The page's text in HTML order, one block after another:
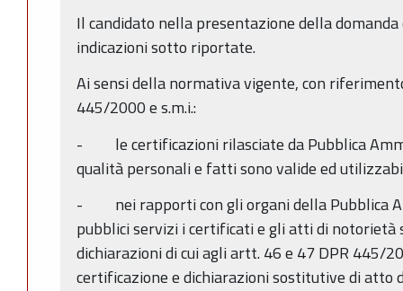
Il candidato nella presentazione della
indicazioni sotto riportate.
Ai sensi della normativa vigente, con
445/2000 e s.m.i.:
- le certificazioni rilasciate da Pubblica
qualità personali e fatti sono valide ed
- nei rapporti con gli organi della Pubblica
pubblici servizi i certificati e gli atti di
dichiarazioni di cui agli artt. 46 e 47 DPR 445/
certificazione e dichiarazioni sostitutive di atto